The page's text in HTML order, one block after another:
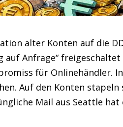
alter Konten auf die
Anfrage“ freigeschaltet
für Onlinehändler.
Auf den Konten stapeln
Mail aus Seattle hat